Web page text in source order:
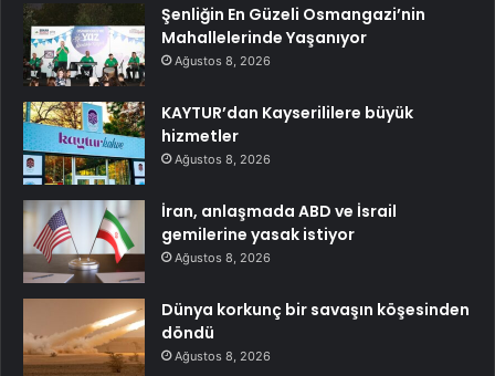
Şenliğin En Güzeli Osmangazi’nin
Mahallelerinde Yaşanıyor
Ağustos 8, 2026
KAYTUR’dan Kayserililere büyük
hizmetler
Ağustos 8, 2026
İran, anlaşmada ABD ve İsrail
gemilerine yasak istiyor
Ağustos 8, 2026
Dünya korkunç bir savaşın köşesinden
döndü
Ağustos 8, 2026